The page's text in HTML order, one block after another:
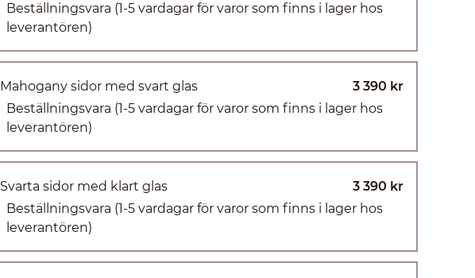
Beställningsvara (1-5 vardagar för varor som finns i lager hos
leverantören)
Mahogany sidor med svart glas
3 390 kr
Beställningsvara (1-5 vardagar för varor som finns i lager hos
leverantören)
Svarta sidor med klart glas
3 390 kr
Beställningsvara (1-5 vardagar för varor som finns i lager hos
leverantören)